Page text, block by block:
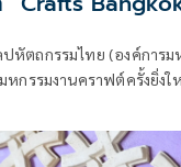
ปหัตถกรรมไทย (องค์การ
มหกรรมงานคราฟต์ครั้งยิ่ง
ตั้งแต่การพัฒนาวัตถุดิบต้น
ถกรรมร่วมสมัย ไปจนถึงกา